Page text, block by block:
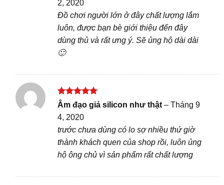
sao
2, 2020
Đồ chơi người lớn ở đây chất lượng lắm
luôn, được bạn bè giới thiệu đến đây
dùng thủ và rất ưng ý. Sẽ ủng hộ dài dài
🙂
Được xếp
5
sao
Âm đạo giả silicon như thật– Tháng 9
4, 2020
trước chưa dùng có lo sợ nhiều thứ giờ
thành khách quen của shop rồi, luôn ủng
hộ ông chủ vì sản phẩm rất chất lượng